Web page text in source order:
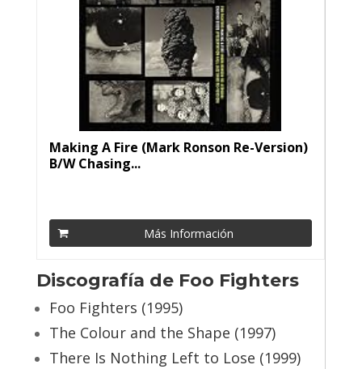
Making A Fire (Mark Ronson Re-Version)
B/W Chasing...
Más Información
Discografía de Foo Fighters
Foo Fighters (1995)
The Colour and the Shape (1997)
There Is Nothing Left to Lose (1999)